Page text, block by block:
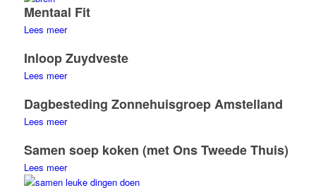
Mentaal Fit
Lees meer
Inloop Zuydveste
Lees meer
Dagbesteding Zonnehuisgroep Amstelland
Lees meer
Samen soep koken (met Ons Tweede Thuis)
Lees meer